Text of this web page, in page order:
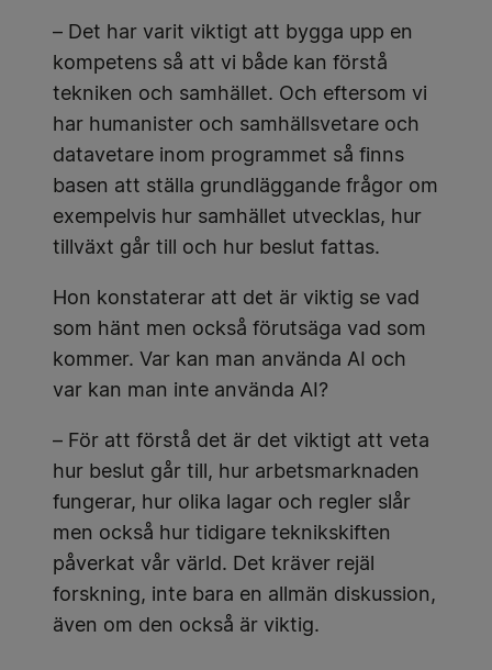
– Det har varit viktigt att bygga upp en
kompetens så att vi både kan förstå
tekniken och samhället. Och eftersom vi
har humanister och samhällsvetare och
datavetare inom programmet så finns
basen att ställa grundläggande frågor om
exempelvis hur samhället utvecklas, hur
tillväxt går till och hur beslut fattas.
Hon konstaterar att det är viktig se vad
som hänt men också förutsäga vad som
kommer. Var kan man använda AI och
var kan man inte använda AI?
– För att förstå det är det viktigt att veta
hur beslut går till, hur arbetsmarknaden
fungerar, hur olika lagar och regler slår
men också hur tidigare teknikskiften
påverkat vår värld. Det kräver rejäl
forskning, inte bara en allmän diskussion,
även om den också är viktig.